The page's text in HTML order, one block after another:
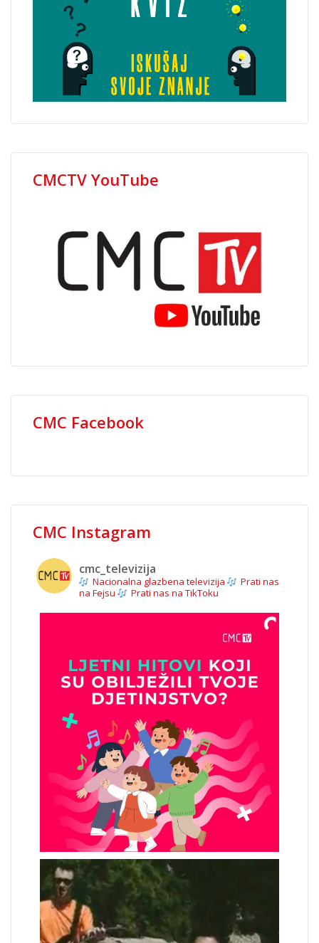
CMCTV YouTube
CMC Facebook
CMC Instagram
cmc_televizija
Nacionalna glazbena televizija
Prati nas
na Fejsu
Prati nas na TikToku